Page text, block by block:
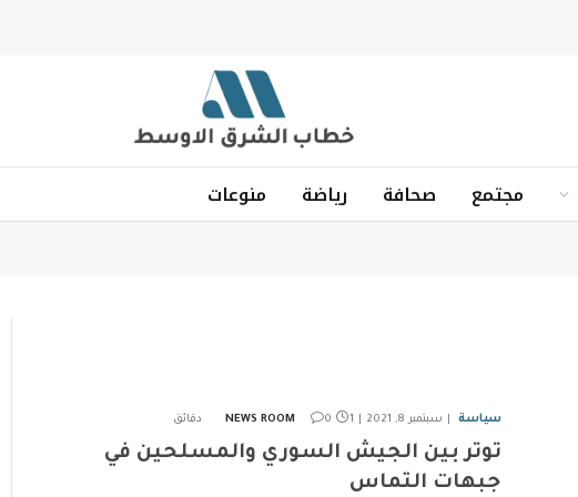
مجتمع صحافة رياضة منوعات
سياسة سبتمبر 8, 2021 NEWS ROOM 0 1 دقائق
توتر بين الجيش السوري والمسلحين في
جبهات التماس